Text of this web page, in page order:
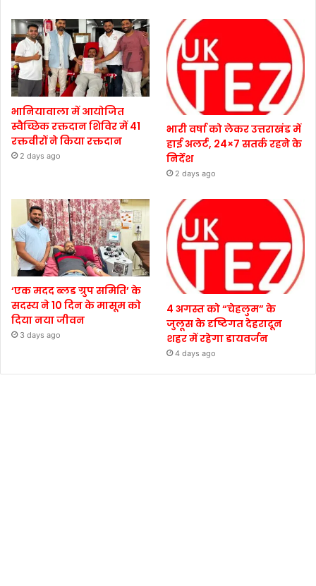
भानियावाला में आयोजित
स्वैच्छिक रक्तदान शिविर में 41
रक्तवीरों ने किया रक्तदान
2 days ago
भारी वर्षा को लेकर उत्तराखंड में
हाई अलर्ट, 24×7 सतर्क रहने के
निर्देश
2 days ago
‘एक मदद ब्लड ग्रुप समिति’ के
सदस्य ने 10 दिन के मासूम को
दिया नया जीवन
3 days ago
4 अगस्त को “चेहलुम” के
जुलूस के दृष्टिगत देहरादून
शहर में रहेगा डायवर्जन
4 days ago